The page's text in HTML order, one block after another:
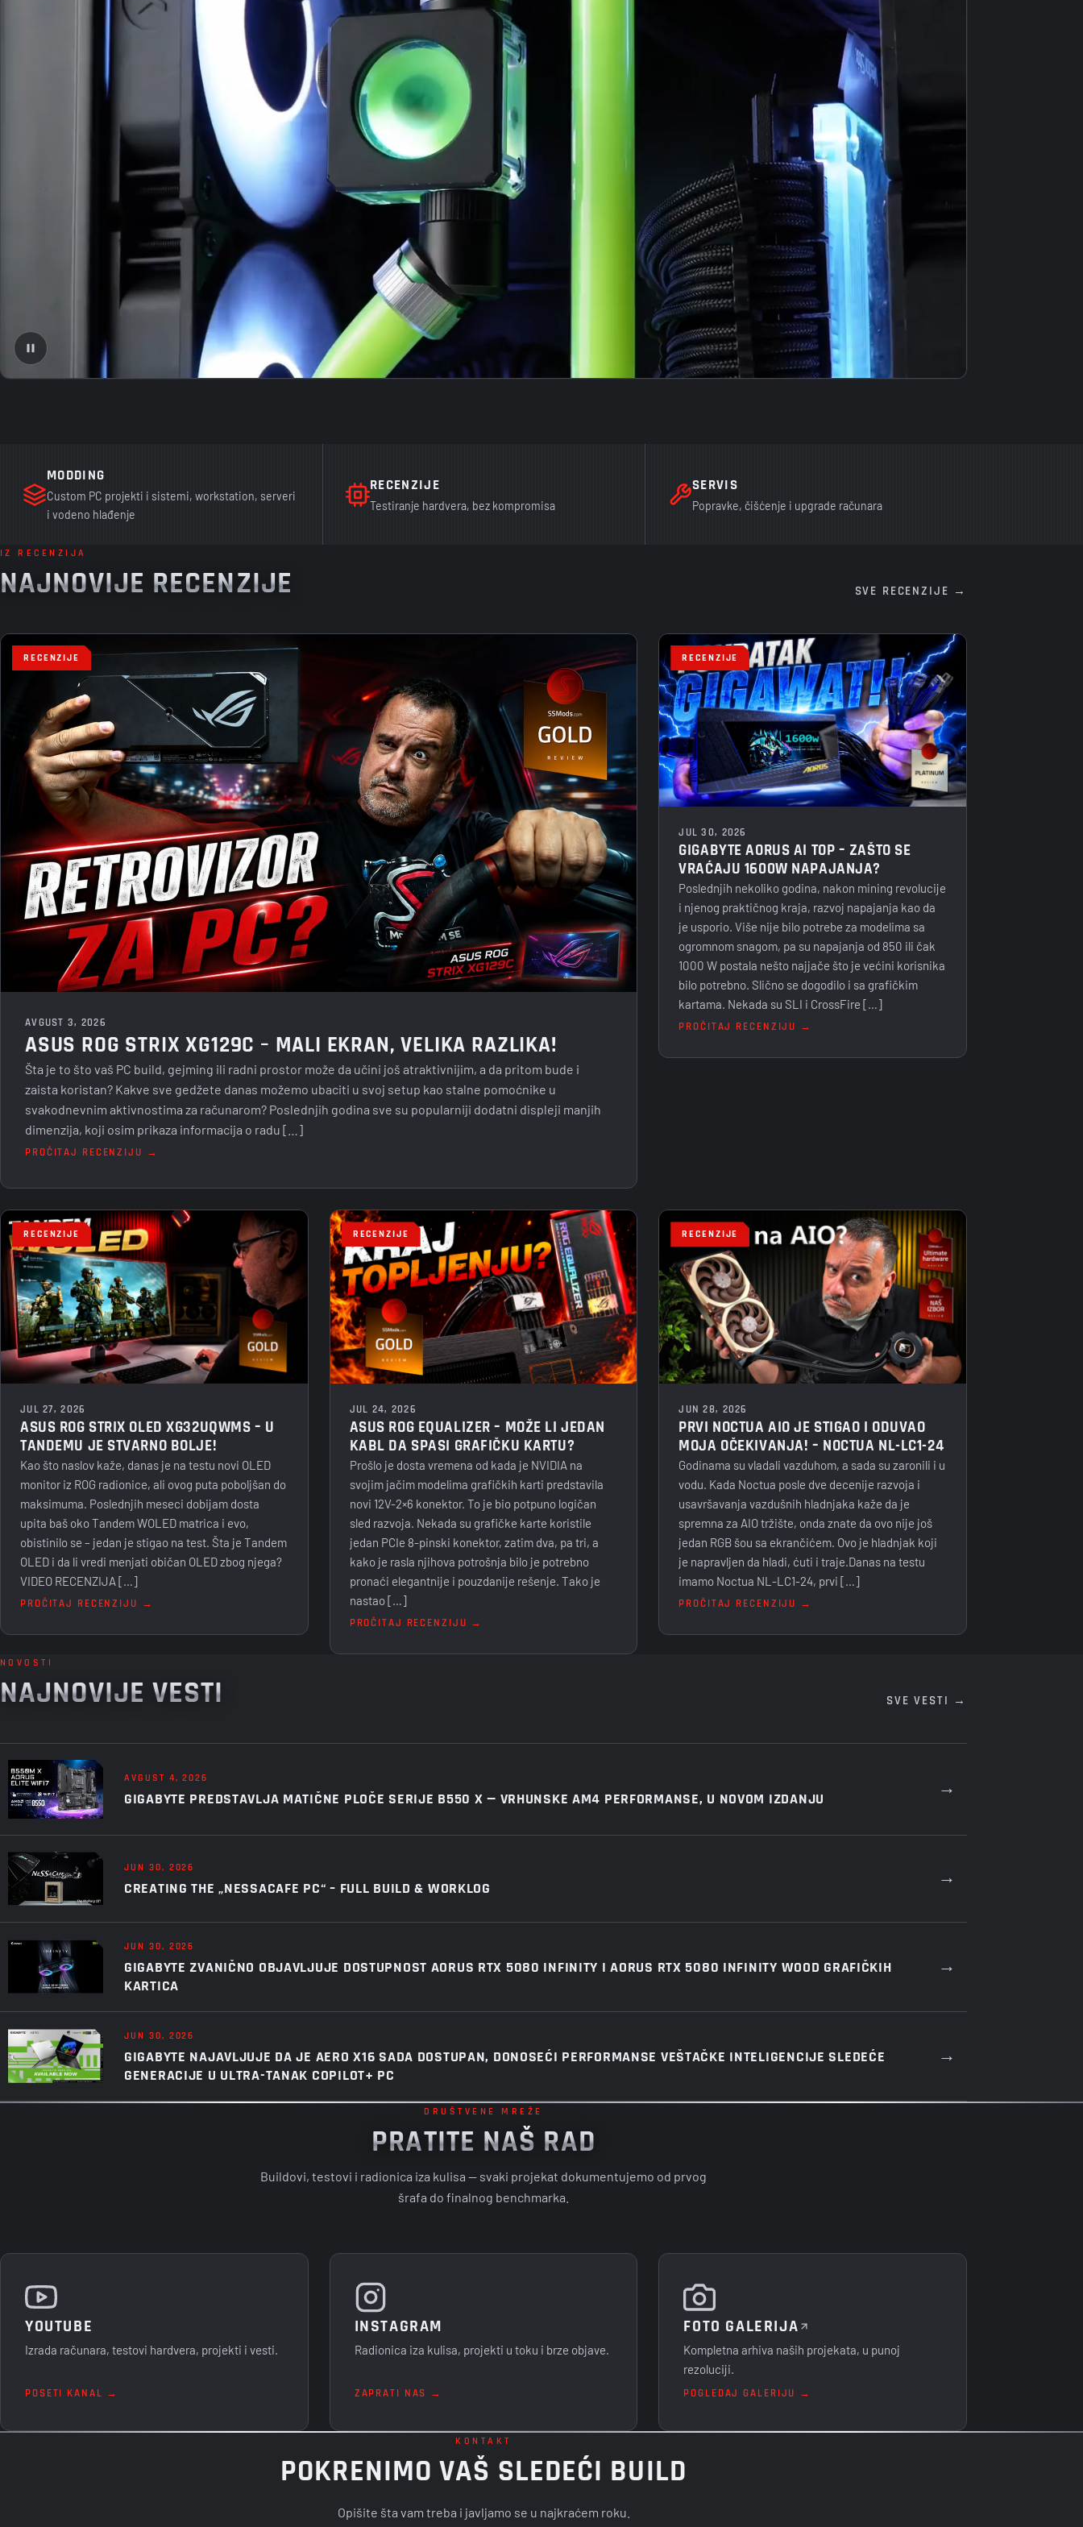
MODDING
Custom PC projekti i sistemi, workstation, serveri
i vodeno hlađenje
RECENZIJE
Testiranje hardvera, bez kompromisa
SERVIS
Popravke, čišćenje i upgrade računara
IZ RECENZIJA
NAJNOVIJE RECENZIJE SVE RECENZIJE →
RECENZIJE
AVGUST 3, 2026
ASUS ROG STRIX XG129C – MALI EKRAN, VELIKA RAZLIKA!
Šta je to što vaš PC build, gejming ili radni prostor može da učini još atraktivnijim, a da pritom bude i
zaista koristan? Kakve sve gedžete danas možemo ubaciti u svoj setup kao stalne pomoćnike u
svakodnevnim aktivnostima za računarom? Poslednjih godina sve su popularniji dodatni displeji manjih
dimenzija, koji osim prikaza informacija o radu […]
PROČITAJ RECENZIJU →
RECENZIJE
JUL 30, 2026
GIGABYTE AORUS AI TOP – ZAŠTO SE
VRAĆAJU 1600W NAPAJANJA?
Poslednjih nekoliko godina, nakon mining revolucije
i njenog praktičnog kraja, razvoj napajanja kao da
je usporio. Više nije bilo potrebe za modelima sa
ogromnom snagom, pa su napajanja od 850 ili čak
1000 W postala nešto najjače što je većini korisnika
bilo potrebno. Slično se dogodilo i sa grafičkim
kartama. Nekada su SLI i CrossFire […]
PROČITAJ RECENZIJU →
RECENZIJE
JUL 27, 2026
ASUS ROG STRIX OLED XG32UQWMS – U
TANDEMU JE STVARNO BOLJE!
Kao što naslov kaže, danas je na testu novi OLED
monitor iz ROG radionice, ali ovog puta poboljšan do
maksimuma. Poslednjih meseci dobijam dosta
upita baš oko Tandem WOLED matrica i evo,
obistinilo se – jedan je stigao na test. Šta je Tandem
OLED i da li vredi menjati običan OLED zbog njega?
VIDEO RECENZIJA […]
PROČITAJ RECENZIJU →
RECENZIJE
JUL 24, 2026
ASUS ROG EQUALIZER – MOŽE LI JEDAN
KABL DA SPASI GRAFIČKU KARTU?
Prošlo je dosta vremena od kada je NVIDIA na
svojim jačim modelima grafičkih karti predstavila
novi 12V-2×6 konektor. To je bio potpuno logičan
sled razvoja. Nekada su grafičke karte koristile
jedan PCIe 8-pinski konektor, zatim dva, pa tri, a
kako je rasla njihova potrošnja bilo je potrebno
pronaći elegantnije i pouzdanije rešenje. Tako je
nastao […]
PROČITAJ RECENZIJU →
RECENZIJE
JUN 28, 2026
PRVI NOCTUA AIO JE STIGAO I ODUVAO
MOJA OČEKIVANJA! – NOCTUA NL-LC1-24
Godinama su vladali vazduhom, a sada su zaronili i u
vodu. Kada Noctua posle dve decenije razvoja i
usavršavanja vazdušnih hladnjaka kaže da je
spremna za AIO tržište, onda znate da ovo nije još
jedan RGB šou sa ekrančićem. Ovo je hladnjak koji
je napravljen da hladi, ćuti i traje.Danas na testu
imamo Noctua NL-LC1-24, prvi […]
PROČITAJ RECENZIJU →
NOVOSTI
NAJNOVIJE VESTI SVE VESTI →
AVGUST 4, 2026
GIGABYTE PREDSTAVLJA MATIČNE PLOČE SERIJE B550 X — VRHUNSKE AM4 PERFORMANSE, U NOVOM IZDANJU →
JUN 30, 2026
CREATING THE „NESSACAFE PC“ – FULL BUILD & WORKLOG →
JUN 30, 2026
GIGABYTE ZVANIČNO OBJAVLJUJE DOSTUPNOST AORUS RTX 5080 INFINITY I AORUS RTX 5080 INFINITY WOOD GRAFIČKIH
KARTICA
→
JUN 30, 2026
GIGABYTE NAJAVLJUJE DA JE AERO X16 SADA DOSTUPAN, DONOSEĆI PERFORMANSE VEŠTAČKE INTELIGENCIJE SLEDEĆE
GENERACIJE U ULTRA-TANAK COPILOT+ PC
→
DRUŠTVENE MREŽE
PRATITE NAŠ RAD
Buildovi, testovi i radionica iza kulisa — svaki projekat dokumentujemo od prvog
šrafa do finalnog benchmarka.
YOUTUBE
Izrada računara, testovi hardvera, projekti i vesti.
POSETI KANAL →
INSTAGRAM
Radionica iza kulisa, projekti u toku i brze objave.
ZAPRATI NAS →
FOTO GALERIJA
Kompletna arhiva naših projekata, u punoj
rezoluciji.
POGLEDAJ GALERIJU →
KONTAKT
POKRENIMO VAŠ SLEDEĆI BUILD
Opišite šta vam treba i javljamo se u najkraćem roku.